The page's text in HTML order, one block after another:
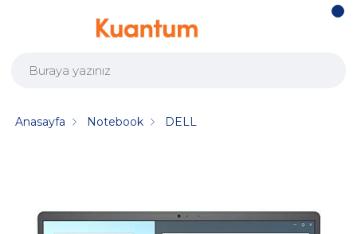
Anasayfa Notebook DELL